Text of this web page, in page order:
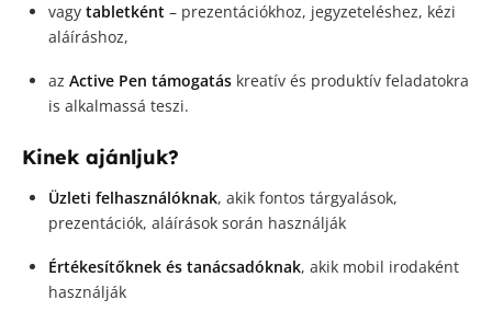
vagy tabletként – prezentációkhoz, jegyzeteléshez, kézi
aláíráshoz,
az Active Pen támogatás kreatív és produktív feladatokra
is alkalmassá teszi.
Kinek ajánljuk?
Üzleti felhasználóknak, akik fontos tárgyalások,
prezentációk, aláírások során használják
Értékesítőknek és tanácsadóknak, akik mobil irodaként
használják